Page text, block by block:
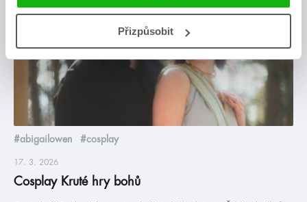
Přizpůsobit
#abigailowen #cosplay
17. 3. 2026
Cosplay Kruté hry bohů